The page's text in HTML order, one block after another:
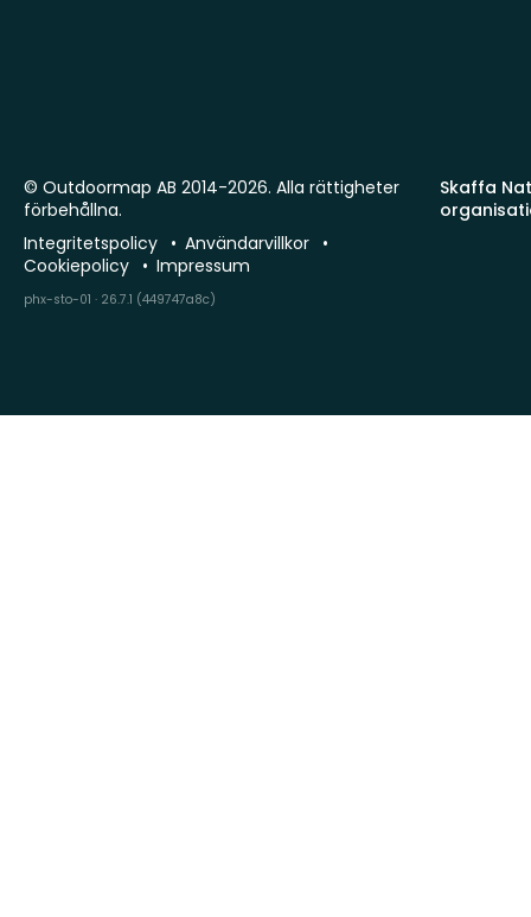
Skaffa
© Outdoormap AB 2014-2026. Alla rättigheter
förbehållna.
Integritetspolicy
Användarvillkor
Cookiepolicy
Impressum
phx-sto-01 · 26.7.1 (449747a8c)